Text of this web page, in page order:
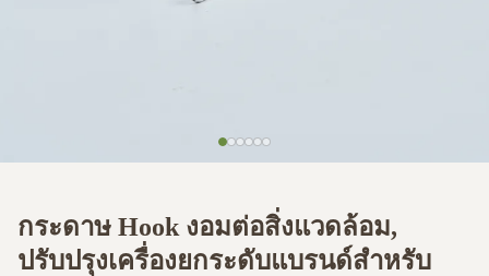
กระดาษ Hook งอมต่อสิ่งแวดล้อม,
ปรับปรุงเครื่องยกระดับแบรนด์สําหรับ